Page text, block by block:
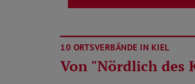
10 ORTSVERBÄNDE IN KIEL
Von "Nördlich des